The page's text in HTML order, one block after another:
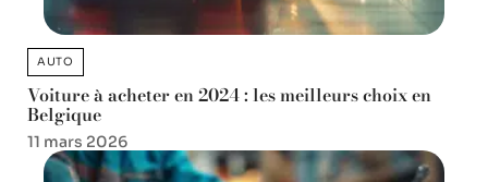
AUTO
Voiture à acheter en 2024 : les meilleurs choix en
Belgique
11 mars 2026